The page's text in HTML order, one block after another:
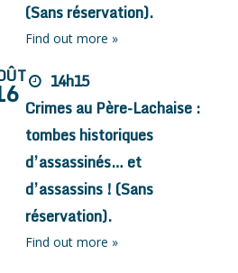
décès,
2025.
(Sans réservation).
Find out more »
14h15
Crimes au Père-Lachaise :
tombes historiques
d’assassinés… et
d’assassins ! (Sans
réservation).
Find out more »